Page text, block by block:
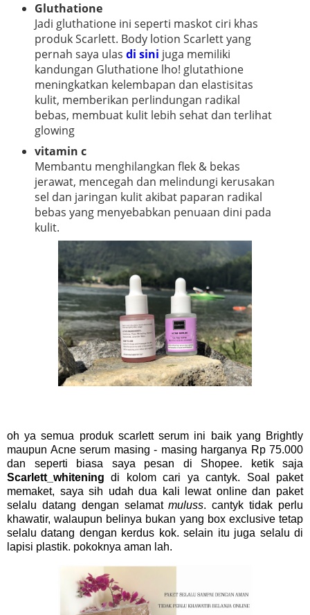
Gluthatione
Jadi gluthatione ini seperti maskot ciri khas
produk Scarlett. Body lotion Scarlett yang
pernah saya ulas di sini juga memiliki
kandungan Gluthatione lho! glutathione
meningkatkan kelembapan dan elastisitas
kulit, memberikan perlindungan radikal
bebas, membuat kulit lebih sehat dan terlihat
glowing
vitamin c
Membantu menghilangkan flek & bekas
jerawat, mencegah dan melindungi kerusakan
sel dan jaringan kulit akibat paparan radikal
bebas yang menyebabkan penuaan dini pada
kulit.
oh ya semua produk scarlett serum ini baik yang Brightly
maupun Acne serum masing - masing harganya Rp 75.000
dan seperti biasa saya pesan di Shopee. ketik saja
Scarlett_whitening di kolom cari ya cantyk. Soal paket
memaket, saya sih udah dua kali lewat online dan paket
selalu datang dengan selamatmuluss. cantyk tidak perlu
khawatir, walaupun belinya bukan yang box exclusive tetap
selalu datang dengan kerdus kok. selain itu juga selalu di
lapisi plastik. pokoknya aman lah.